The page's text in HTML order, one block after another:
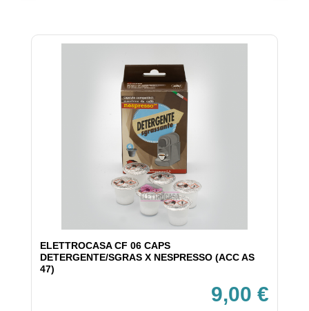
ELETTROCASA CF 06 CAPS
DETERGENTE/SGRAS X NESPRESSO (ACC AS
47)
9,00 €